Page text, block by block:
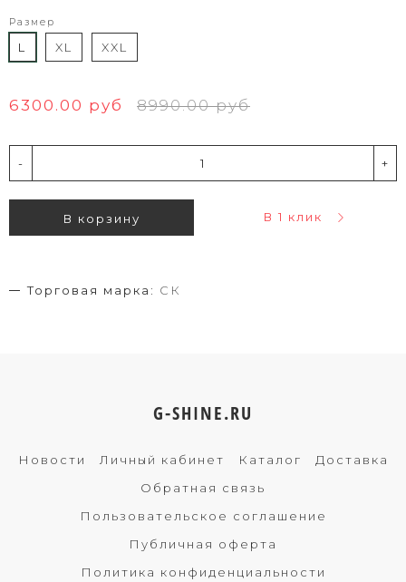
Размер
L XL XXL
6300.00 руб 8990.00 руб
- +
В корзину В 1 клик
Торговая марка: СК
G-SHINE.RU
Новости Личный кабинет Каталог
Доставка
Обратная связь
Пользовательское соглашение
Публичная оферта
Политика конфиденциальности